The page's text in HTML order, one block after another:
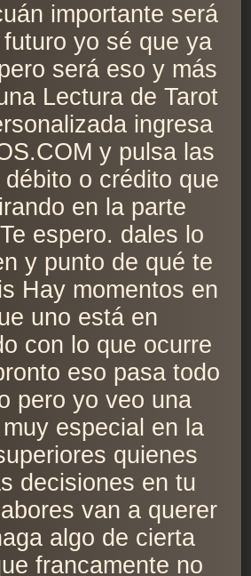
importante será
yo sé que ya
será eso y más
Lectura de Tarot
ingresa
y pulsa las
o crédito que
en la parte
espero. dales lo
y punto de qué te
Hay momentos en
uno está en
con lo que ocurre
eso pasa todo
pero yo veo una
especial en la
quienes
decisiones en tu
van a querer
algo de cierta
francamente no